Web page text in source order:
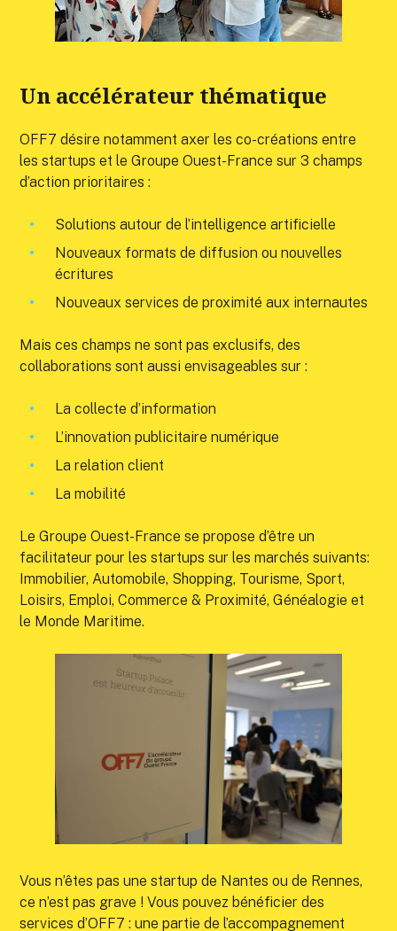
Un accélérateur thématique
OFF7 désire notamment axer les co-créations entre
les startups et le Groupe Ouest-France sur 3 champs
d’action prioritaires :
Solutions autour de l’intelligence artificielle
Nouveaux formats de diffusion ou nouvelles
écritures
Nouveaux services de proximité aux internautes
Mais ces champs ne sont pas exclusifs, des
collaborations sont aussi envisageables sur :
La collecte d’information
L’innovation publicitaire numérique
La relation client
La mobilité
Le Groupe Ouest-France se propose d’être un
facilitateur pour les startups sur les marchés suivants:
Immobilier, Automobile, Shopping, Tourisme, Sport,
Loisirs, Emploi, Commerce & Proximité, Généalogie et
le Monde Maritime.
Vous n’êtes pas une startup de Nantes ou de Rennes,
ce n’est pas grave ! Vous pouvez bénéficier des
services d’OFF7 : une partie de l’accompagnement